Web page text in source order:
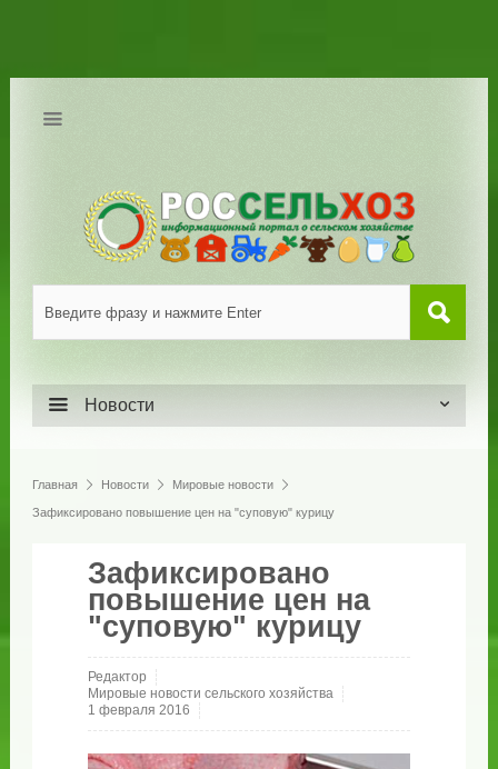
Новости
Главная Новости Мировые новости
Зафиксировано повышение цен на "суповую" курицу
Зафиксировано
повышение цен на
"суповую" курицу
Редактор
Мировые новости сельского хозяйства
1 февраля 2016